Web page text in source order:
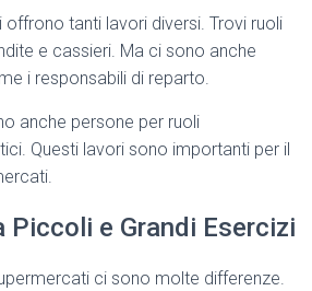
offrono tanti lavori diversi. Trovi ruoli
e cassieri. Ma ci sono anche
i responsabili di reparto.
anche persone per ruoli
Questi lavori sono importanti per il
Piccoli e Grandi Esercizi
ci sono molte differenze.